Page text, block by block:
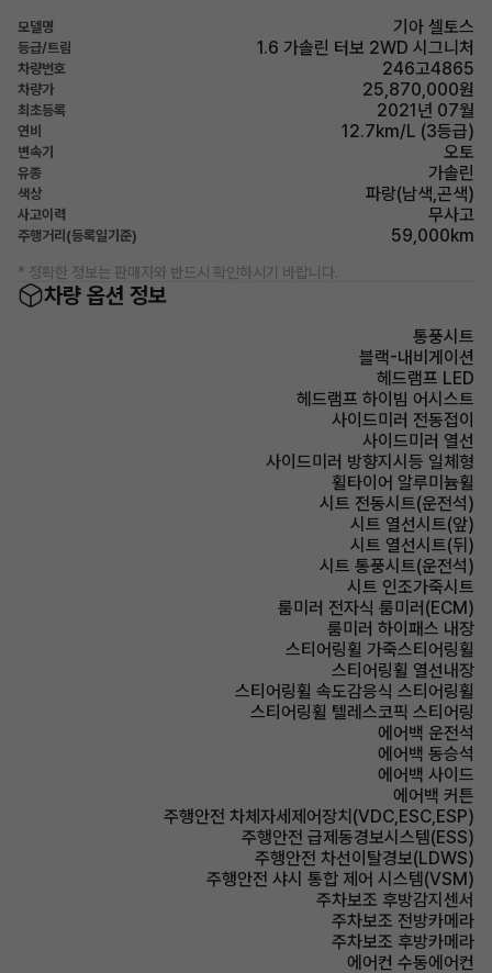
모델명 기아 셀토스
등급/트림 1.6 가솔린 터보 2WD 시그니처
차량번호 246고4865
차량가 25,870,000원
최초등록 2021년 07월
연비 12.7km/L (3등급)
변속기 오토
유종 가솔린
색상 파랑(남색,곤색)
사고이력 무사고
주행거리(등록일기준) 59,000km
* 정확한 정보는 판매자와 반드시 확인하시기 바랍니다.
차량 옵션 정보
통풍시트
블랙-내비게이션
헤드램프 LED
헤드램프 하이빔 어시스트
사이드미러 전동접이
사이드미러 열선
사이드미러 방향지시등 일체형
휠타이어 알루미늄휠
시트 전동시트(운전석)
시트 열선시트(앞)
시트 열선시트(뒤)
시트 통풍시트(운전석)
시트 인조가죽시트
룸미러 전자식 룸미러(ECM)
룸미러 하이패스 내장
스티어링휠 가죽스티어링휠
스티어링휠 열선내장
스티어링휠 속도감응식 스티어링휠
스티어링휠 텔레스코픽 스티어링
에어백 운전석
에어백 동승석
에어백 사이드
에어백 커튼
주행안전 차체자세제어장치(VDC,ESC,ESP)
주행안전 급제동경보시스템(ESS)
주행안전 차선이탈경보(LDWS)
주행안전 샤시 통합 제어 시스템(VSM)
주차보조 후방감지센서
주차보조 전방카메라
주차보조 후방카메라
에어컨 수동에어컨